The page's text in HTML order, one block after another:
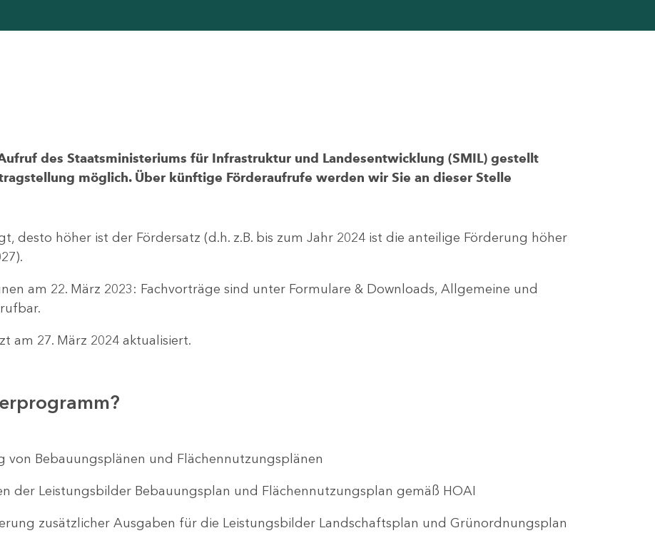
des Staatsministeriums für Infrastruktur und Landesentwicklung (SMIL) gestellt
möglich. Über künftige Förderaufrufe werden wir Sie an dieser Stelle
desto höher ist der Fördersatz (d.h. z.B. bis zum Jahr 2024 ist die anteilige Förderung höher
am 22. März 2023: Fachvorträge sind unter Formulare & Downloads, Allgemeine und
am 27. März 2024 aktualisiert.
Bebauungsplänen und Flächennutzungsplänen
der Leistungsbilder Bebauungsplan und Flächennutzungsplan gemäß HOAI
zusätzlicher Ausgaben für die Leistungsbilder Landschaftsplan und Grünordnungsplan